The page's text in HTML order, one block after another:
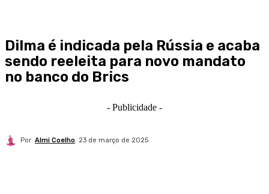
Dilma é indicada pela Rússia e acaba
sendo reeleita para novo mandato
no banco do Brics
- Publicidade -
Por Almi Coelho 23 de março de 2025